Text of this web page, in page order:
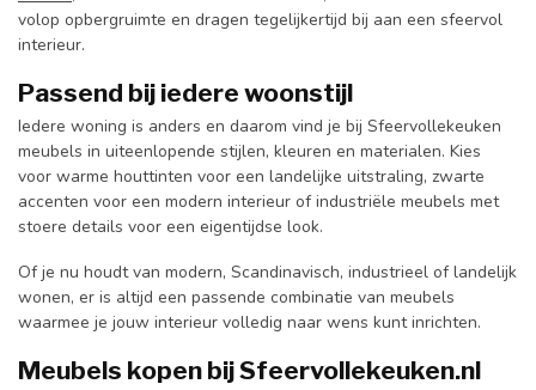
volop opbergruimte en dragen tegelijkertijd bij aan een sfeervol
interieur.
Passend bij iedere woonstijl
Iedere woning is anders en daarom vind je bij Sfeervollekeuken
meubels in uiteenlopende stijlen, kleuren en materialen. Kies
voor warme houttinten voor een landelijke uitstraling, zwarte
accenten voor een modern interieur of industriële meubels met
stoere details voor een eigentijdse look.
Of je nu houdt van modern, Scandinavisch, industrieel of landelijk
wonen, er is altijd een passende combinatie van meubels
waarmee je jouw interieur volledig naar wens kunt inrichten.
Meubels kopen bij Sfeervollekeuken.nl